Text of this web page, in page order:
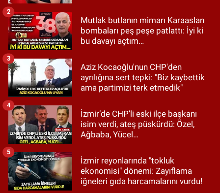
Mutlak butlanın mimarı Karaaslan
bombaları peş peşe patlattı: İyi ki
bu davayı açtım…
2
Aziz Kocaoğlu'nun CHP'den
ayrılığına sert tepki: "Biz kaybettik
ama partimizi terk etmedik"
3
İzmir’de CHP’li eski ilçe başkanı
isim verdi, ateş püskürdü: Özel,
Ağbaba, Yücel…
4
İzmir reyonlarında "tokluk
ekonomisi" dönemi: Zayıflama
iğneleri gıda harcamalarını vurdu!
5